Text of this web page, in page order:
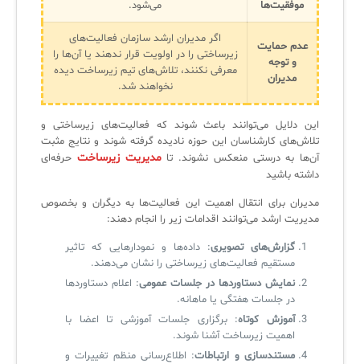
موفقیت‌ها
می‌شود.
عدم حمایت
و توجه
مدیران
اگر مدیران ارشد سازمان فعالیت‌های
زیرساختی را در اولویت قرار ندهند یا آن‌ها را
معرفی نکنند، تلاش‌های تیم زیرساخت دیده
نخواهند شد.
این دلایل می‌توانند باعث شوند که فعالیت‌های زیرساختی و
تلاش‌های کارشناسان این حوزه نادیده گرفته شوند و نتایج مثبت
آن‌ها به درستی منعکس نشوند. تامدیریت زیرساخت حرفه‌ای
داشته باشید
مدیران برای انتقال اهمیت این فعالیت‌ها به دیگران و بخصوص
مدیریت ارشد می‌توانند اقدامات زیر را انجام دهند:
گزارش‌های تصویری: داده‌ها و نمودارهایی که تاثیر
مستقیم فعالیت‌های زیرساختی را نشان می‌دهند.
نمایش دستاوردها در جلسات عمومی: اعلام دستاوردها
در جلسات هفتگی یا ماهانه.
آموزش کوتاه: برگزاری جلسات آموزشی تا اعضا با
اهمیت زیرساخت آشنا شوند.
مستندسازی و ارتباطات: اطلاع‌رسانی منظم تغییرات و